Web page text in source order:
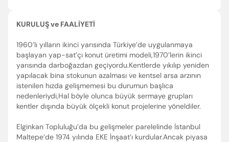
KURULUŞ ve FAALİYETİ
1960’lı yılların ikinci yarısında Türkiye’de uygulanmaya
başlayan yap-sat’çı konut üretimi modeli,1970’lerin ikinci
yarısında darboğazdan geçiyordu.Kentlerde yıkılıp yeniden
yapılacak bina stokunun azalması ve kentsel arsa arzının
istenilen hızda gelişmemesi bu durumun başlıca
nedenleriydi,Hal böyle olunca büyük sermaye grupları
kentler dışında büyük ölçekli konut projelerine yöneldiler.
Elginkan Topluluğu’da bu gelişmeler parelelinde İstanbul
Maltepe’de 1974 yılında EKE İnşaat’ı kurdular.Ancak piyasa